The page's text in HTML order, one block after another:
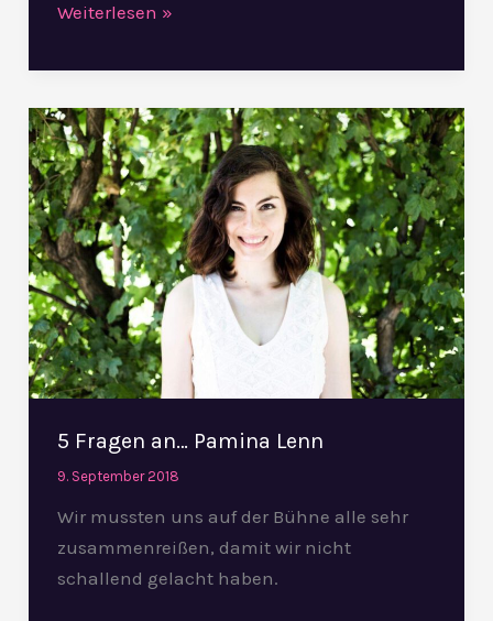
Weiterlesen »
5 Fragen an… Pamina Lenn
9. September 2018
Wir mussten uns auf der Bühne alle sehr
zusammenreißen, damit wir nicht
schallend gelacht haben.
5
Fragen
an…
Pamina
Lenn